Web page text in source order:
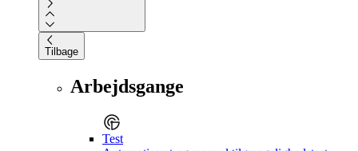
Tilbage
Arbejdsgange
Test